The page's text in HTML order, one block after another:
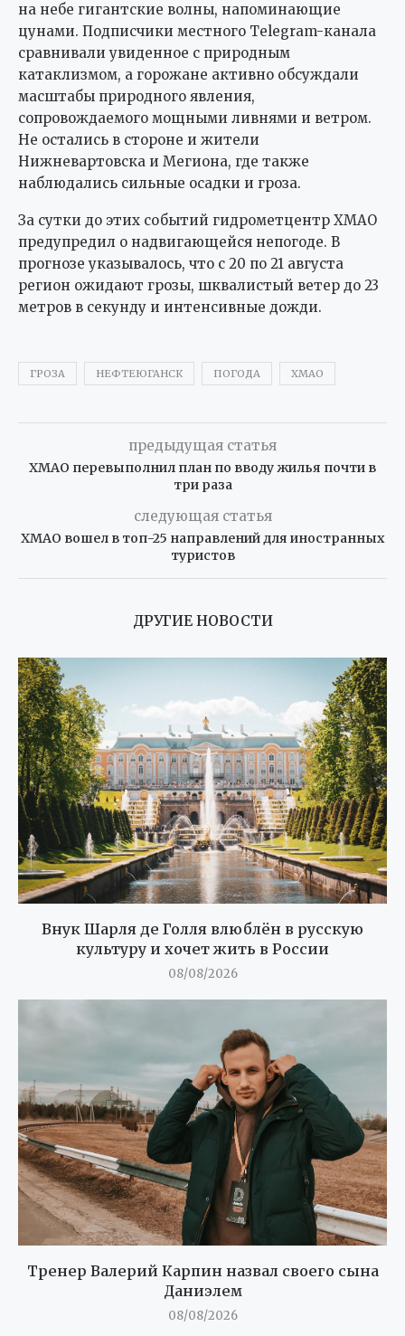
на небе гигантские волны, напоминающие
цунами. Подписчики местного Telegram-канала
сравнивали увиденное с природным
катаклизмом, а горожане активно обсуждали
масштабы природного явления,
сопровождаемого мощными ливнями и ветром.
Не остались в стороне и жители
Нижневартовска и Мегиона, где также
наблюдались сильные осадки и гроза.
За сутки до этих событий гидрометцентр ХМАО
предупредил о надвигающейся непогоде. В
прогнозе указывалось, что с 20 по 21 августа
регион ожидают грозы, шквалистый ветер до 23
метров в секунду и интенсивные дожди.
ГРОЗА НЕФТЕЮГАНСК ПОГОДА ХМАО
предыдущая статья
ХМАО перевыполнил план по вводу жилья почти в
три раза
следующая статья
ХМАО вошел в топ-25 направлений для иностранных
туристов
ДРУГИЕ НОВОСТИ
Внук Шарля де Голля влюблён в русскую
культуру и хочет жить в России
08/08/2026
Тренер Валерий Карпин назвал своего сына
Даниэлем
08/08/2026